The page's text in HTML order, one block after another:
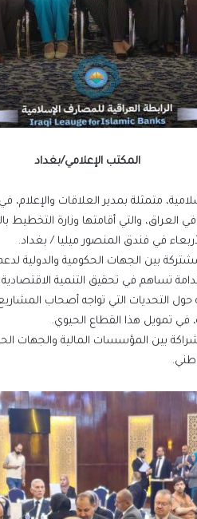
المكتب الإعلامي/بغداد
متمثلة بمدير العلاقات
والتي أقامتها وزارة التخطيط
في فندق المنصور ميليا / بغداد.
بين الجهات الحكومية والدولية
تساهم في تحقيق التنمية
التي تواجه أصحاب المشاريع،
في تمويل هذا القطاع الحيوي.
بين المؤسسات المالية والجهات